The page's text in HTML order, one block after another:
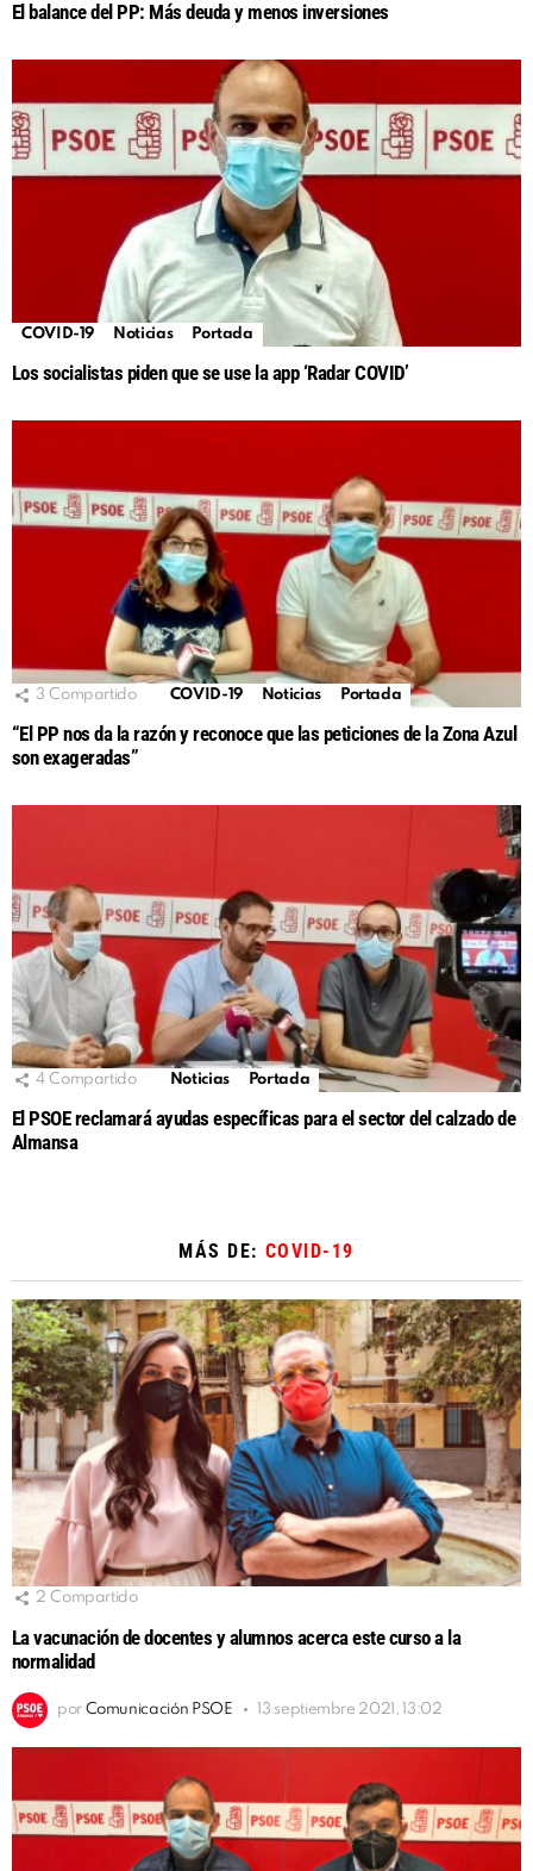
El balance del PP: Más deuda y menos inversiones
COVID-19 Noticias Portada
Los socialistas piden que se use la app ‘Radar COVID’
3 Compartido COVID-19 Noticias Portada
“El PP nos da la razón y reconoce que las peticiones de la Zona Azul
son exageradas”
4 Compartido Noticias Portada
El PSOE reclamará ayudas específicas para el sector del calzado de
Almansa
MÁS DE: COVID-19
2 Compartido
La vacunación de docentes y alumnos acerca este curso a la
normalidad
por Comunicación PSOE 13 septiembre 2021, 13:02